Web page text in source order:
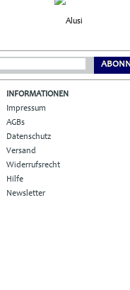
INFORMATIONEN
Impressum
AGBs
Datenschutz
Versand
Widerrufsrecht
Hilfe
Newsletter